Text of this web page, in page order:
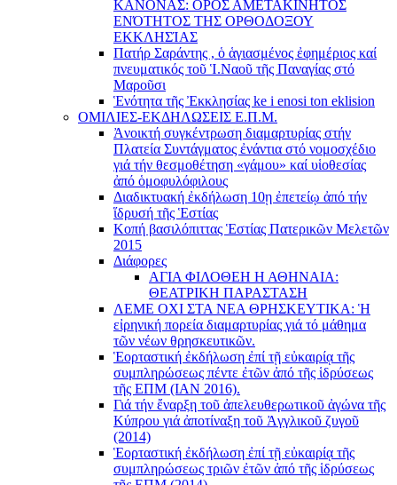
ΚΑΝΟΝΑΣ: ΟΡΟΣ ΑΜΕΤΑΚΙΝΗΤΟΣ
ΕΝΌΤΗΤΟΣ ΤΗΣ ΟΡΘΟΔΟΞΟΥ
ΕΚΚΛΗΣΊΑΣ
Πατήρ Σαράντης , ὁ ἁγιασμένος ἐφημέριος καί
πνευματικός τοῦ Ἱ.Ναοῦ τῆς Παναγίας στό
Μαροῦσι
Ἑνότητα τῆς Ἐκκλησίας ke i enosi ton eklision
ΟΜΙΛΙΕΣ-ΕΚΔΗΛΩΣΕΙΣ Ε.Π.Μ.
Ἀνοικτή συγκέντρωση διαμαρτυρίας στήν
Πλατεία Συντάγματος ἐνάντια στό νομοσχέδιο
γιά τήν θεσμοθέτηση «γάμου» καί υἱοθεσίας
ἀπό ὁμοφυλόφιλους
Διαδικτυακή ἐκδήλωση 10ῃ ἐπετείῳ ἀπό τήν
ἵδρυσή τῆς Ἑστίας
Κοπή βασιλόπιττας Ἑστίας Πατερικῶν Μελετῶν
2015
Διάφορες
ΑΓΙΑ ΦΙΛΟΘΕΗ Η ΑΘΗΝΑΙΑ:
ΘΕΑΤΡΙΚΗ ΠΑΡΑΣΤΑΣΗ
ΛΕΜΕ ΟΧΙ ΣΤΑ ΝΕΑ ΘΡΗΣΚΕΥΤΙΚΑ: Ἡ
εἰρηνική πορεία διαμαρτυρίας γιά τό μάθημα
τῶν νέων θρησκευτικῶν.
Ἑορταστική ἐκδήλωση ἐπί τῇ εὐκαιρίᾳ τῆς
συμπληρώσεως πέντε ἐτῶν ἀπό τῆς ἱδρύσεως
τῆς ΕΠΜ (ΙΑΝ 2016).
Γιά τήν ἔναρξη τοῦ ἀπελευθερωτικοῦ ἀγώνα τῆς
Κύπρου γιά ἀποτίναξη τοῦ Ἀγγλικοῦ ζυγοῦ
(2014)
Ἑορταστική ἐκδήλωση ἐπί τῇ εὐκαιρίᾳ τῆς
συμπληρώσεως τριῶν ἐτῶν ἀπό τῆς ἱδρύσεως